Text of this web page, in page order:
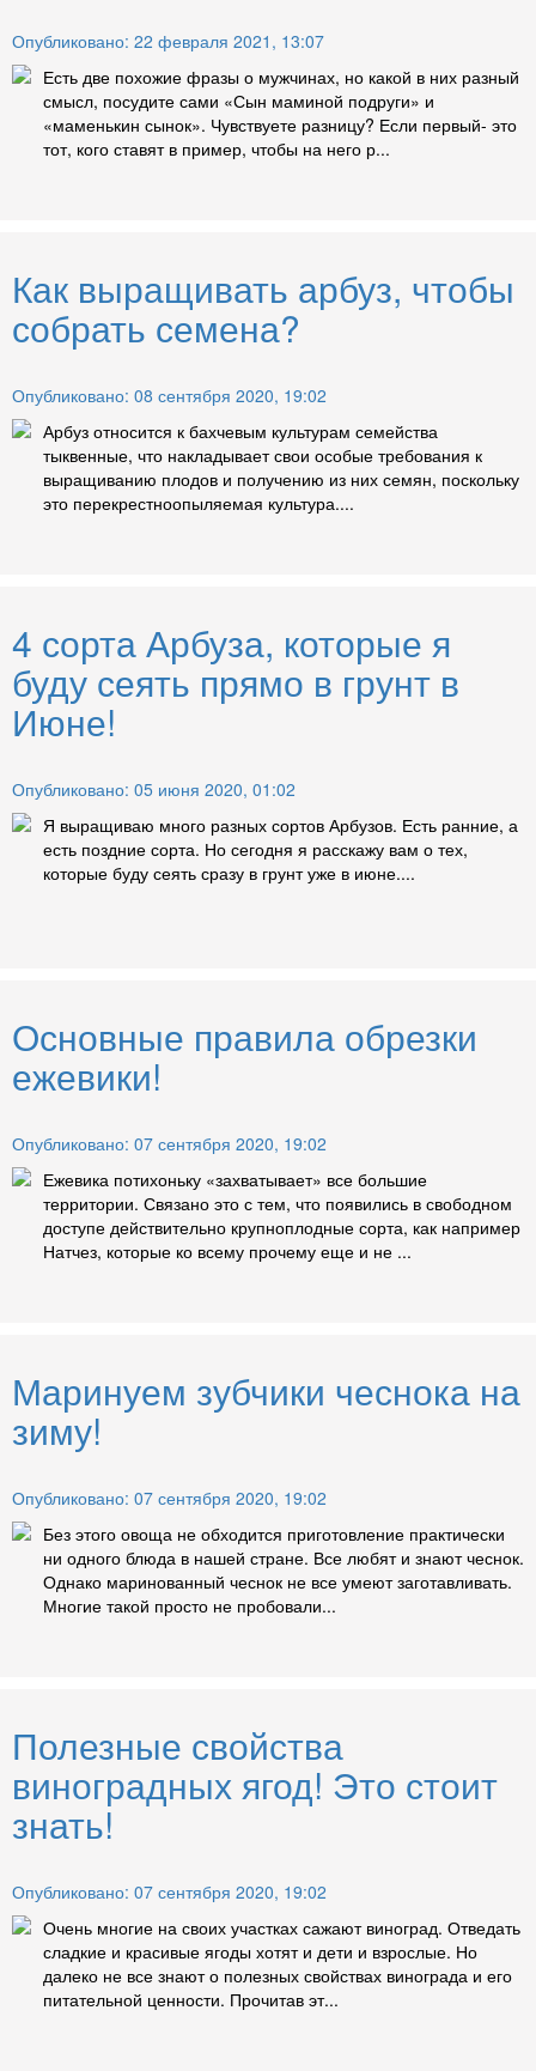
Опубликовано: 22 февраля 2021, 13:07
Есть две похожие фразы о мужчинах, но какой в них разный
смысл, посудите сами «Сын маминой подруги» и
«маменькин сынок». Чувствуете разницу? Если первый- это
тот, кого ставят в пример, чтобы на него р...
Как выращивать арбуз, чтобы
собрать семена?
Опубликовано: 08 сентября 2020, 19:02
Арбуз относится к бахчевым культурам семейства
тыквенные, что накладывает свои особые требования к
выращиванию плодов и получению из них семян, поскольку
это перекрестноопыляемая культура....
4 сорта Арбуза, которые я
буду сеять прямо в грунт в
Июне!
Опубликовано: 05 июня 2020, 01:02
Я выращиваю много разных сортов Арбузов. Есть ранние, а
есть поздние сорта. Но сегодня я расскажу вам о тех,
которые буду сеять сразу в грунт уже в июне....
Основные правила обрезки
ежевики!
Опубликовано: 07 сентября 2020, 19:02
Ежевика потихоньку «захватывает» все большие
территории. Связано это с тем, что появились в свободном
доступе действительно крупноплодные сорта, как например
Натчез, которые ко всему прочему еще и не ...
Маринуем зубчики чеснока на
зиму!
Опубликовано: 07 сентября 2020, 19:02
Без этого овоща не обходится приготовление практически
ни одного блюда в нашей стране. Все любят и знают чеснок.
Однако маринованный чеснок не все умеют заготавливать.
Многие такой просто не пробовали...
Полезные свойства
виноградных ягод! Это стоит
знать!
Опубликовано: 07 сентября 2020, 19:02
Очень многие на своих участках сажают виноград. Отведать
сладкие и красивые ягоды хотят и дети и взрослые. Но
далеко не все знают о полезных свойствах винограда и его
питательной ценности. Прочитав эт...